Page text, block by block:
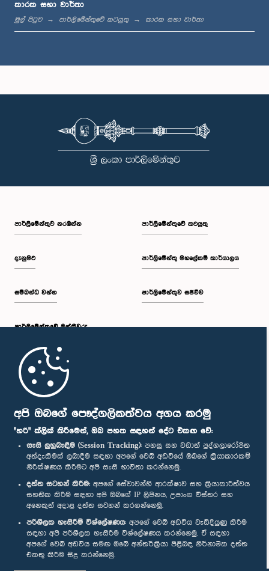
අපි ඔබගේ පෞද්ගලිකත්වය අගය කරමු
"හරි" ක්ලික් කිරීමෙන්, ඔබ පහත සඳහන් දේට එකඟ වේ:
සැසි ලුහුබැඳීම (Session Tracking): පහසු සහ වඩාත් පුද්ගලාරෝපිත
අත්දැකීමක් ලබාදීම සඳහා අපගේ වෙබ් අඩවියේ ඔබගේ ක්‍රියාකාරකම්
නිරීක්ෂණය කිරීමට අපි සැසි භාවිතා කරන්නෙමු.
දත්ත සටහන් කිරීම: අපගේ සේවාවන්හි ආරක්ෂාව සහ ක්‍රියාකාරීත්වය
සහතික කිරීම සඳහා අපි ඔබගේ IP ලිපිනය, උපාංග විස්තර සහ
අනෙකුත් අදාළ දත්ත සටහන් කරගන්නෙමු.
පරිශීලක හැසිරීම් විශ්ලේෂණය: අපගේ වෙබ් අඩවිය වැඩිදියුණු කිරීම
සඳහා අපි පරිශීලක හැසිරීම විශ්ලේෂණය කරන්නෙමු. ඒ සඳහා
අපගේ වෙබ් අඩවිය සමඟ ඔබේ අන්තර්ක්‍රියා පිළිබඳ නිර්නාමික දත්ත
එකතු කිරීම සිදු කරන්නෙමු.
ගරු චතුර ගලප්පත්ති මහතා, පා.ම.
කාරක සභා වාර්තා
මුල් පිටුව පාර්ලිමේන්තුවේ කටයුතු කාරක සභා වාර්තා
පාර්ලි‌මේන්තුව නරඹන්න
දැනුමට
සම්බන්ධ වන්න
පාර්ලි‌මේන්තුවේ මන්ත්‍රීවරු
මුල් පිටුව
පාර්ලිමේන්තුවේ කටයුතු
පාර්ලිමේන්තු මහලේකම් කාර්යාලය
පාර්ලිමේන්තුව සජීවීව
පාර්ලිමේන්තු ජංගම යෙදුම
අප හා සම්බන්ධ වී සිටින්න :
සම්මාන
පෞද්ගලිකත්ව ප්‍රතිපත්තිය